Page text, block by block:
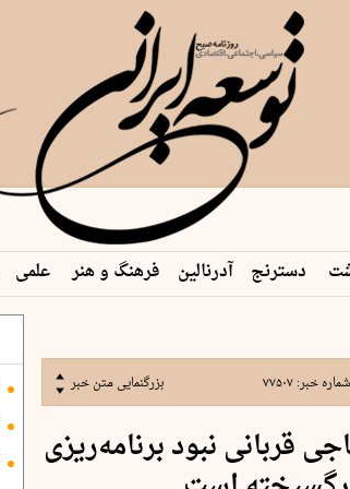
دسترنج آدرنالین فرهنگ و هنر علمی
شماره خبر:۷۷۵۰۷ بزرگنمایی متن خبر
قربانی نبود برنامه‌ریزی